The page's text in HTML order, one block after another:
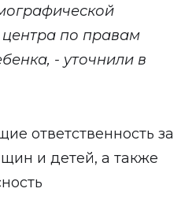
по правам
- уточнили в
ответственность за
и детей, а также